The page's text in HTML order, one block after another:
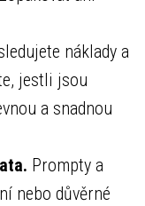
náklady a
jestli jsou
a snadnou
Prompty a
nebo důvěrné